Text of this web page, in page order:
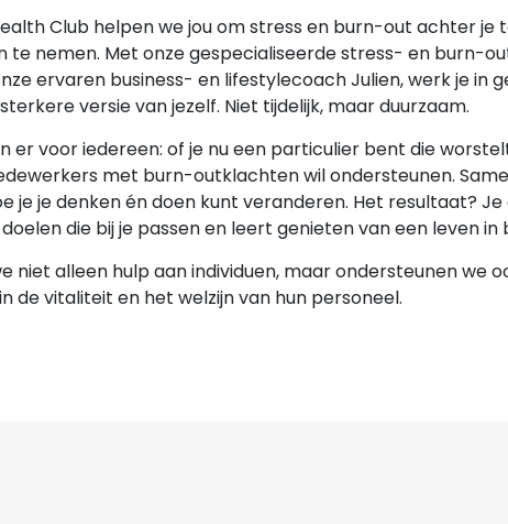
Club helpen we jou om stress en burn-out achter je
te nemen. Met onze gespecialiseerde stress- en burn-
ervaren business- en lifestylecoach Julien, werk je in
versie van jezelf. Niet tijdelijk, maar duurzaam.
er voor iedereen: of je nu een particulier bent die
met burn-outklachten wil ondersteunen.
je je denken én doen kunt veranderen. Het resultaat?
die bij je passen en leert genieten van een leven in
niet alleen hulp aan individuen, maar ondersteunen we
de vitaliteit en het welzijn van hun personeel.